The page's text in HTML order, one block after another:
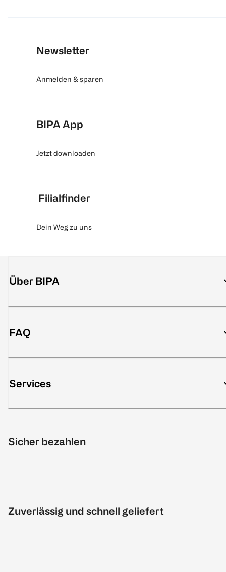
Newsletter
Anmelden & sparen
BIPA App
Jetzt downloaden
Filialfinder
Dein Weg zu uns
Über BIPA
FAQ
Services
Sicher bezahlen
Zuverlässig und schnell geliefert